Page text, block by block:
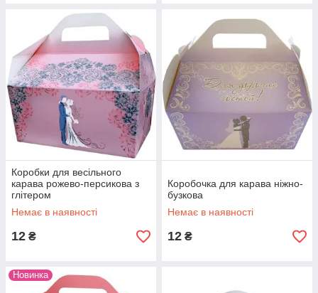
Коробки для весільного
карава рожево-персикова з
глітером
Немає в наявності
12 ₴
Коробочка для карава ніжно-
бузкова
Немає в наявності
12 ₴
Новинка